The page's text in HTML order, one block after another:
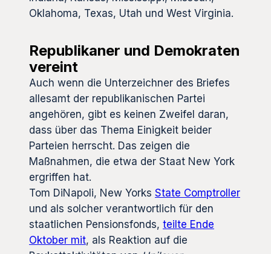
Oklahoma, Texas, Utah und West Virginia.
Republikaner und Demokraten
vereint
Auch wenn die Unterzeichner des Briefes
allesamt der republikanischen Partei
angehören, gibt es keinen Zweifel daran,
dass über das Thema Einigkeit beider
Parteien herrscht. Das zeigen die
Maßnahmen, die etwa der Staat New York
ergriffen hat.
Tom DiNapoli, New Yorks State Comptroller
und als solcher verantwortlich für den
staatlichen Pensionsfonds, teilte Ende
Oktober mit, als Reaktion auf die